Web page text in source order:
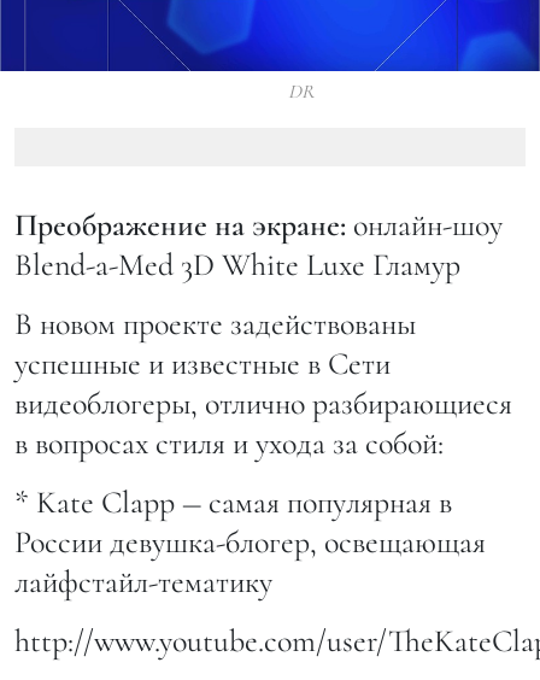
DR
Преображение на экране: онлайн-шоу
Blend-a-Med 3D White Luxe Гламур
В новом проекте задействованы
успешные и известные в Сети
видеоблогеры, отлично разбирающиеся
в вопросах стиля и ухода за собой:
* Kate Clapp ― самая популярная в
России девушка-блогер, освещающая
лайфстайл-тематику
http://www.youtube.com/user/